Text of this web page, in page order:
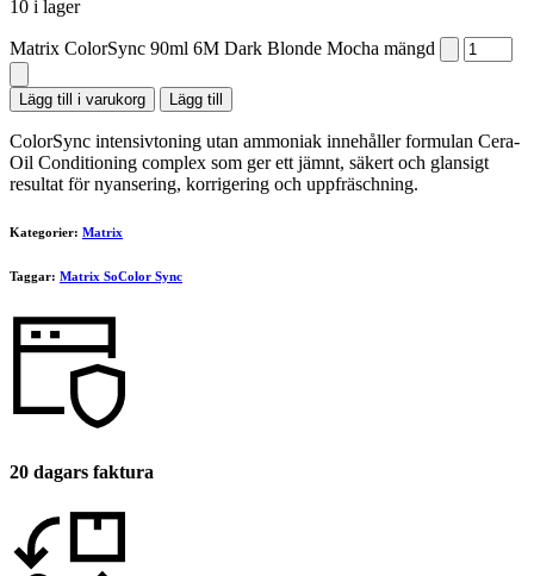
10 i lager
Matrix ColorSync 90ml 6M Dark Blonde Mocha mängd
Lägg till i varukorg Lägg till
ColorSync intensivtoning utan ammoniak innehåller formulan Cera-
Oil Conditioning complex som ger ett jämnt, säkert och glansigt
resultat för nyansering, korrigering och uppfräschning.
Kategorier: Matrix
Taggar: Matrix SoColor Sync
20 dagars faktura